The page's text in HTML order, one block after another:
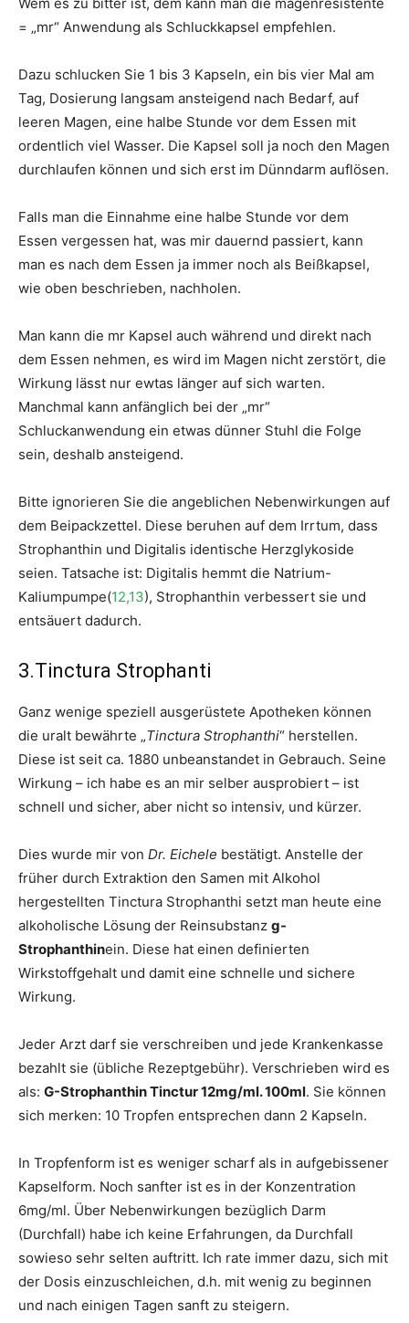
= „mr“ Anwendung als Schluckkapsel empfehlen.
Dazu schlucken Sie 1 bis 3 Kapseln, ein bis vier Mal am
Tag, Dosierung langsam ansteigend nach Bedarf, auf
leeren Magen, eine halbe Stunde vor dem Essen mit
ordentlich viel Wasser. Die Kapsel soll ja noch den Magen
durchlaufen können und sich erst im Dünndarm auflösen.
Falls man die Einnahme eine halbe Stunde vor dem
Essen vergessen hat, was mir dauernd passiert, kann
man es nach dem Essen ja immer noch als Beißkapsel,
wie oben beschrieben, nachholen.
Man kann die mr Kapsel auch während und direkt nach
dem Essen nehmen, es wird im Magen nicht zerstört, die
Wirkung lässt nur ewtas länger auf sich warten.
Manchmal kann anfänglich bei der „mr“
Schluckanwendung ein etwas dünner Stuhl die Folge
sein, deshalb ansteigend.
Bitte ignorieren Sie die angeblichen Nebenwirkungen auf
dem Beipackzettel. Diese beruhen auf dem Irrtum, dass
Strophanthin und Digitalis identische Herzglykoside
seien. Tatsache ist: Digitalis hemmt die Natrium-
Kaliumpumpe(12,13), Strophanthin verbessert sie und
entsäuert dadurch.
3.Tinctura Strophanti
Ganz wenige speziell ausgerüstete Apotheken können
die uralt bewährte „Tinctura Strophanthi“ herstellen.
Diese ist seit ca. 1880 unbeanstandet in Gebrauch. Seine
Wirkung – ich habe es an mir selber ausprobiert – ist
schnell und sicher, aber nicht so intensiv, und kürzer.
Dies wurde mir von Dr. Eichele bestätigt. Anstelle der
früher durch Extraktion den Samen mit Alkohol
hergestellten Tinctura Strophanthi setzt man heute eine
alkoholische Lösung der Reinsubstanz g-
Strophanthinein. Diese hat einen definierten
Wirkstoffgehalt und damit eine schnelle und sichere
Wirkung.
Jeder Arzt darf sie verschreiben und jede Krankenkasse
bezahlt sie (übliche Rezeptgebühr). Verschrieben wird es
als: G-Strophanthin Tinctur 12mg/ml. 100ml. Sie können
sich merken: 10 Tropfen entsprechen dann 2 Kapseln.
In Tropfenform ist es weniger scharf als in aufgebissener
Kapselform. Noch sanfter ist es in der Konzentration
6mg/ml. Über Nebenwirkungen bezüglich Darm
(Durchfall) habe ich keine Erfahrungen, da Durchfall
sowieso sehr selten auftritt. Ich rate immer dazu, sich mit
der Dosis einzuschleichen, d.h. mit wenig zu beginnen
und nach einigen Tagen sanft zu steigern.